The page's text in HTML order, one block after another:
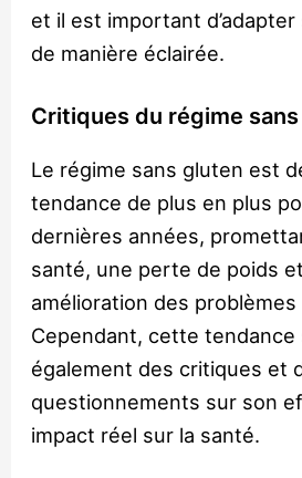
et il est important
de manière éclairée.
Critiques du régime
Le régime sans gluten est
tendance de plus en plus
dernières années,
santé, une perte de poids
amélioration des
Cependant, cette tendance
également des critiques et
questionnements sur son
impact réel sur la santé.